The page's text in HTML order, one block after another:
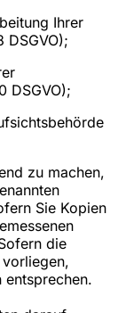
Ihrer
DSGVO);
DSGVO);
zu machen,
Sie Kopien
die
entsprechen.